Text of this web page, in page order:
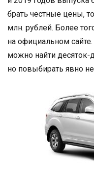
брать честные цены,
млн. рублей. Более
на официальном
можно найти десяток-
но повыбирать явно не